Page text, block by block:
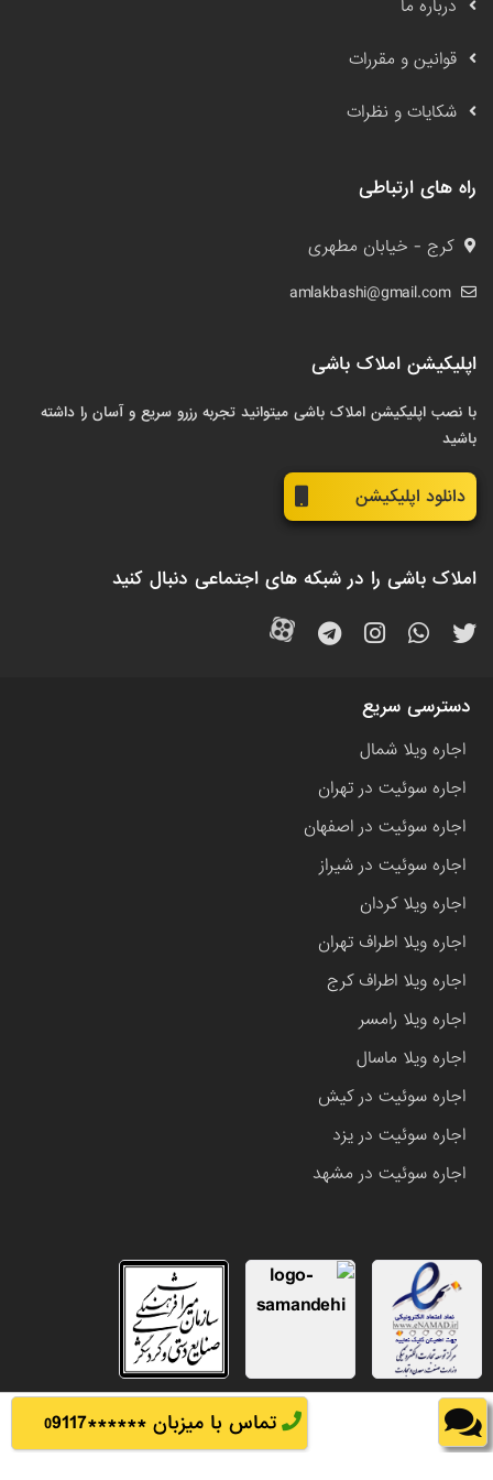
تماس با میزبان ****** 09117
درباره ما
قوانین و مقررات
شکایات و نظرات
راه های ارتباطی
کرج - خیابان مطهری
amlakbashi@gmail.com
اپلیکیشن املاک باشی
با نصب اپلیکیشن املاک باشی میتوانید تجربه رزرو سریع و آسان را داشته
باشید
دانلود اپلیکیشن
املاک باشی را در شبکه های اجتماعی دنبال کنید
دسترسی سریع
اجاره ویلا شمال
اجاره سوئیت در تهران
اجاره سوئیت در اصفهان
اجاره سوئیت در شیراز
اجاره ویلا کردان
اجاره ویلا اطراف تهران
اجاره ویلا اطراف کرج
اجاره ویلا رامسر
اجاره ویلا ماسال
اجاره سوئیت در کیش
اجاره سوئیت در یزد
اجاره سوئیت در مشهد
تمامی حقوق این وب سایت متعلق به املاک باشی می باشد.